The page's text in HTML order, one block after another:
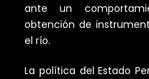
ante un
obtención de
el río.
La política del Estado